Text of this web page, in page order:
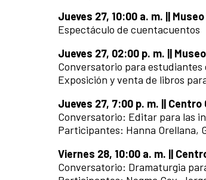
Jueves 27, 10:00 a. m. ||
Espectáculo de cuentacuentos
Jueves 27, 02:00 p. m. ||
Conversatorio para
Exposición y venta de libros
Jueves 27, 7:00 p. m. ||
Conversatorio: Editar para las
Participantes: Hanna Orellana,
Viernes 28, 10:00 a. m. ||
Conversatorio: Dramaturgia